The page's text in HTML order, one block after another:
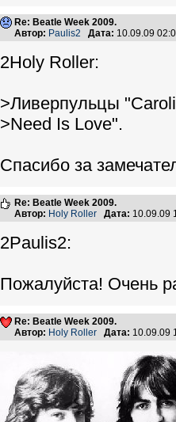
Re: Beatle Week 2009.
Автор: Paulis2 Дата: 10.09.09
2Holy Roller:
>Ливерпульцы
>Need Is Love".
Спасибо за
Re: Beatle Week 2009.
Автор: Holy Roller Дата:
2Paulis2:
Пожалуйста! Очень
Re: Beatle Week 2009.
Автор: Holy Roller Дата: 10.09.09